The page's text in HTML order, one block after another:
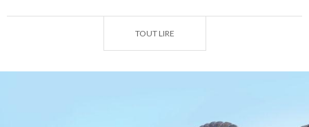
aquatiqueLe Vele, situé à San Gervasio (BS) est le
plus grand d’Italie (planici). C'est une véritable mer
arbres, étangs, ruisseaux et sources - les canaux
TOUT LIRE